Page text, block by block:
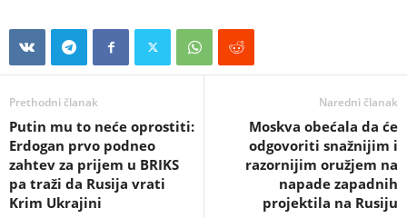
Prethodni članak
Putin mu to neće oprostiti:
Erdogan prvo podneo
zahtev za prijem u BRIKS
pa traži da Rusija vrati
Krim Ukrajini
Naredni članak
Moskva obećala da će
odgovoriti snažnijim i
razornijim oružjem na
napade zapadnih
projektila na Rusiju